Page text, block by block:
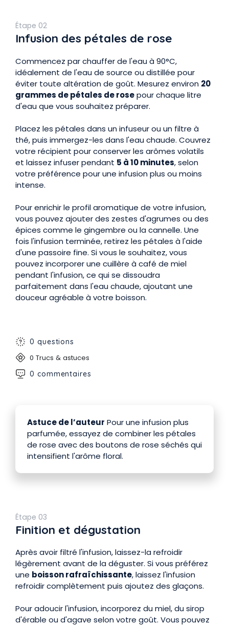
Étape 02
Infusion des pétales de rose
Commencez par chauffer de l'eau à 90°C,
idéalement de l'eau de source ou distillée pour
éviter toute altération de goût. Mesurez environ 20
grammes de pétales de rosepour chaque litre
d'eau que vous souhaitez préparer.
Placez les pétales dans un infuseur ou un filtre à
thé, puis immergez-les dans l'eau chaude. Couvrez
votre récipient pour conserver les arômes volatils
et laissez infuser pendant 5 à 10 minutes, selon
votre préférence pour une infusion plus ou moins
intense.
Pour enrichir le profil aromatique de votre infusion,
vous pouvez ajouter des zestes d'agrumes ou des
épices comme le gingembre ou la cannelle. Une
fois l'infusion terminée, retirez les pétales à l'aide
d'une passoire fine. Si vous le souhaitez, vous
pouvez incorporer une cuillère à café de miel
pendant l'infusion, ce qui se dissoudra
parfaitement dans l'eau chaude, ajoutant une
douceur agréable à votre boisson.
0 questions
0 Trucs & astuces
0 commentaires
Astuce de l’auteur Pour une infusion plus
parfumée, essayez de combiner les pétales
de rose avec des boutons de rose séchés qui
intensifient l'arôme floral.
Étape 03
Finition et dégustation
Après avoir filtré l'infusion, laissez-la refroidir
légèrement avant de la déguster. Si vous préférez
une boisson rafraîchissante, laissez l'infusion
refroidir complètement puis ajoutez des glaçons.
Pour adoucir l'infusion, incorporez du miel, du sirop
d'érable ou d'agave selon votre goût. Vous pouvez